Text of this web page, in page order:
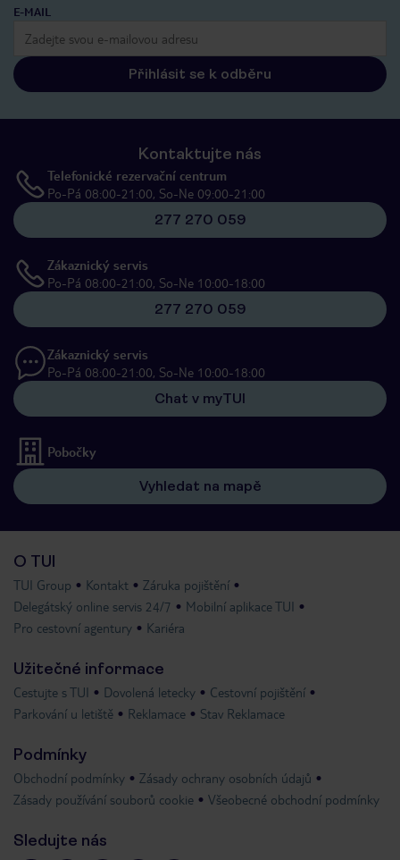
E-MAIL
Přihlásit se k odběru
Kontaktujte nás
Telefonické rezervační centrum
Po-Pá 08:00-21:00, So-Ne 09:00-21:00
277 270 059
Zákaznický servis
Po-Pá 08:00-21:00, So-Ne 10:00-18:00
277 270 059
Zákaznický servis
Po-Pá 08:00-21:00, So-Ne 10:00-18:00
Chat v myTUI
Pobočky
Vyhledat na mapě
O TUI
TUI Group Kontakt
Záruka pojištění
Delegátský online servis 24/7
Mobilní aplikace TUI
Pro cestovní agentury
Kariéra
Užitečné informace
Cestujte s TUI Dovolená letecky
Cestovní pojištění
Parkování u letiště
Reklamace Stav Reklamace
Podmínky
Obchodní podmínky
Zásady ochrany osobních údajů
Zásady používání souborů cookie
Všeobecné obchodní podmínky
Sledujte nás